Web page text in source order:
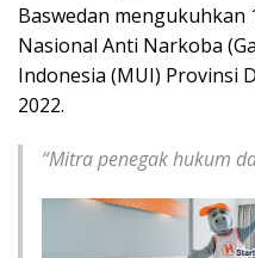
Baswedan mengukuhkan
Nasional Anti Narkoba
Indonesia (MUI) Provinsi
2022.
“Mitra penegak hukum